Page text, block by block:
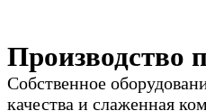
Производство
Собственное
качества и слаженная